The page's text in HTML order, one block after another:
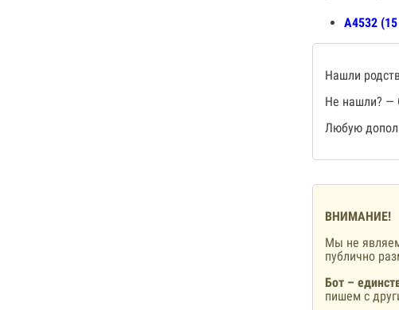
А4532
Нашли
Не нашли? —
Любую
ВНИМАНИЕ!
Мы не
публично
Бот –
пишем с